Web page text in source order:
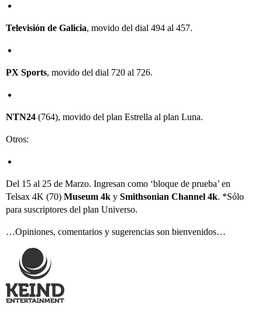
Televisión de Galicia, movido del dial 494 al 457.
PX Sports, movido del dial 720 al 726.
NTN24 (764), movido del plan Estrella al plan Luna.
Otros:
Del 15 al 25 de Marzo. Ingresan como ‘bloque de prueba’ en
Telsax 4K (70) Museum 4k y Smithsonian Channel 4k. *Sólo
para suscriptores del plan Universo.
…Opiniones, comentarios y sugerencias son bienvenidos…